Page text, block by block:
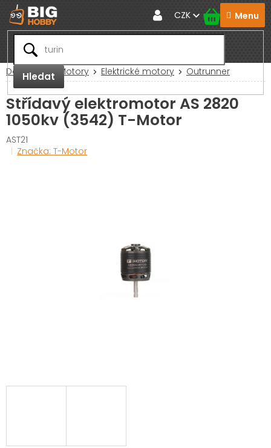
Přejít
na
obsah
Hledat
CZK
Domů RC Motory Elektrické motory Outrunner
Střídavý elektromotor AS 2820
1050kv (3542) T-Motor
AST21
Značka:T-Motor